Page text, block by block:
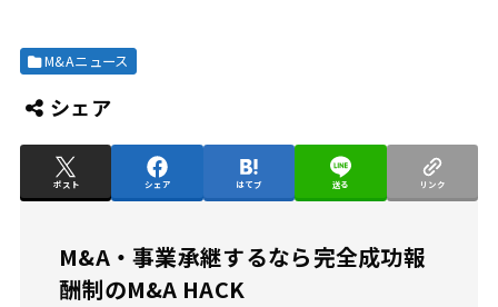
M&Aニュース
シェア
ポスト シェア はてブ 送る リンク
M&A・事業承継するなら完全成功報
酬制のM&A HACK